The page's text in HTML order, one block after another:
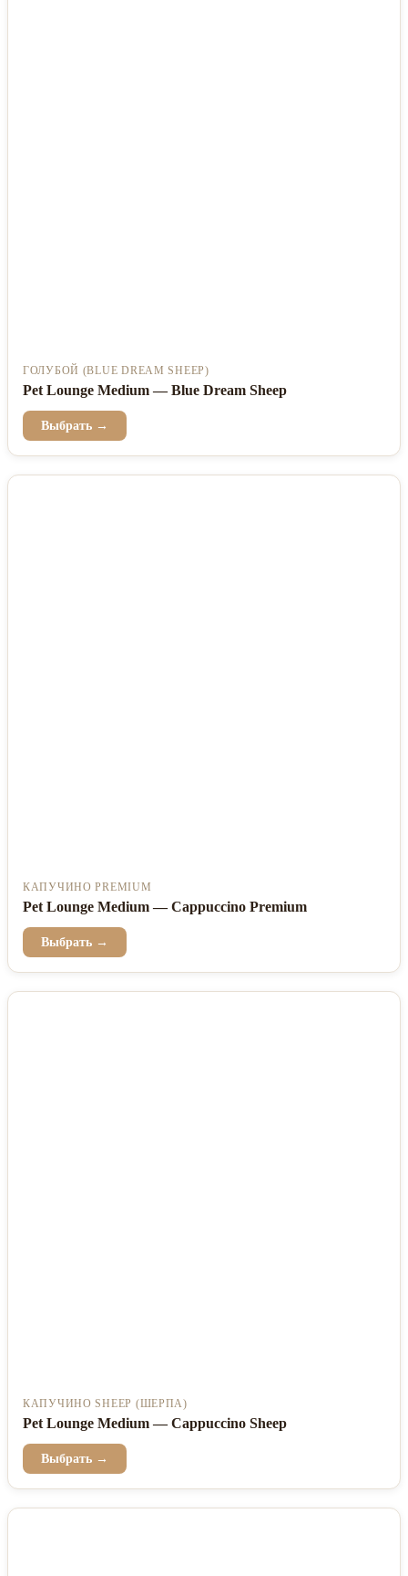
ГОЛУБОЙ (BLUE DREAM SHEEP)
Pet Lounge Medium — Blue Dream Sheep
Выбрать →
КАПУЧИНО PREMIUM
Pet Lounge Medium — Cappuccino Premium
Выбрать →
КАПУЧИНО SHEEP (ШЕРПА)
Pet Lounge Medium — Cappuccino Sheep
Выбрать →